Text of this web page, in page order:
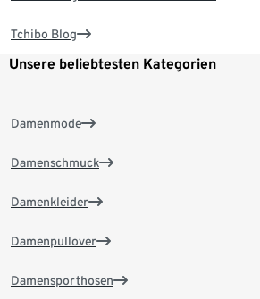
Tchibo Blog
Unsere beliebtesten Kategorien
Damenmode
Damenschmuck
Damenkleider
Damenpullover
Damensporthosen